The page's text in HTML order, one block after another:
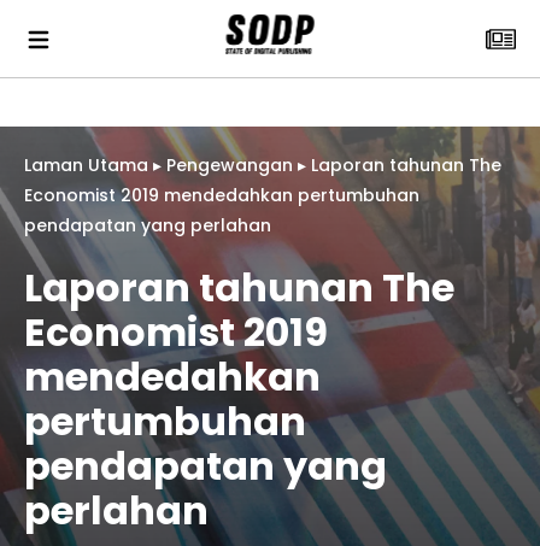
Laman Utama ▸ Pengewangan ▸ Laporan tahunan The
Economist 2019 mendedahkan pertumbuhan
pendapatan yang perlahan
Laporan tahunan The
Economist 2019
mendedahkan
pertumbuhan
pendapatan yang
perlahan